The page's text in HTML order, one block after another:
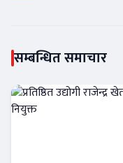
सम्बन्धित समाचार